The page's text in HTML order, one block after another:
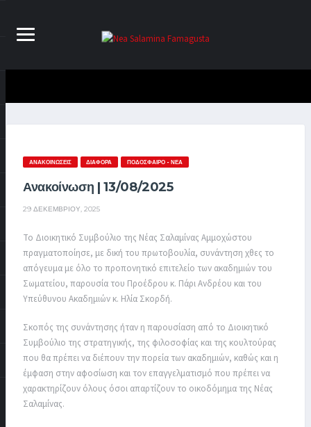
ΑΝΑΚΟΙΝΏΣΕΙΣ ΔΙΆΦΟΡΑ ΠΟΔΌΣΦΑΙΡΟ - ΝΈΑ
Ανακοίνωση | 13/08/2025
29 ΔΕΚΕΜΒΡΊΟΥ, 2025
Το Διοικητικό Συμβούλιο της Νέας Σαλαμίνας Αμμοχώστου
πραγματοποίησε, με δική του πρωτοβουλία, συνάντηση χθες το
απόγευμα με όλο το προπονητικό επιτελείο των ακαδημιών του
Σωματείου, παρουσία του Προέδρου κ. Πάρι Ανδρέου και του
Υπεύθυνου Ακαδημιών κ. Ηλία Σκορδή.
Σκοπός της συνάντησης ήταν η παρουσίαση από το Διοικητικό
Συμβούλιο της στρατηγικής, της φιλοσοφίας και της κουλτούρας
που θα πρέπει να διέπουν την πορεία των ακαδημιών, καθώς και η
έμφαση στην αφοσίωση και τον επαγγελματισμό που πρέπει να
χαρακτηρίζουν όλους όσοι απαρτίζουν το οικοδόμημα της Νέας
Σαλαμίνας.